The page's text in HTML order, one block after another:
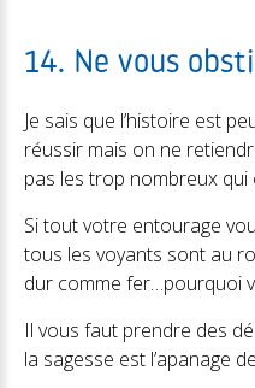
14. Ne vous
Je sais que l’histoire est
réussir mais on ne
pas les trop nombreux qui
Si tout votre entourage
tous les voyants sont au
dur comme fer…pourquoi
Il vous faut prendre des
la sagesse est l’apanage